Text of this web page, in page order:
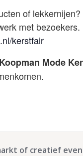
of
met bezoekers.
kerstfair
Koopman Mode
of creatief